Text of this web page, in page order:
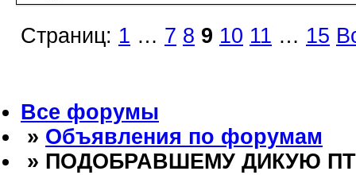
Страниц: 1 … 7 8 9 10 11 … 15
Все форумы
» Объявления по форумам
» ПОДОБРАВШЕМУ ДИКУЮ